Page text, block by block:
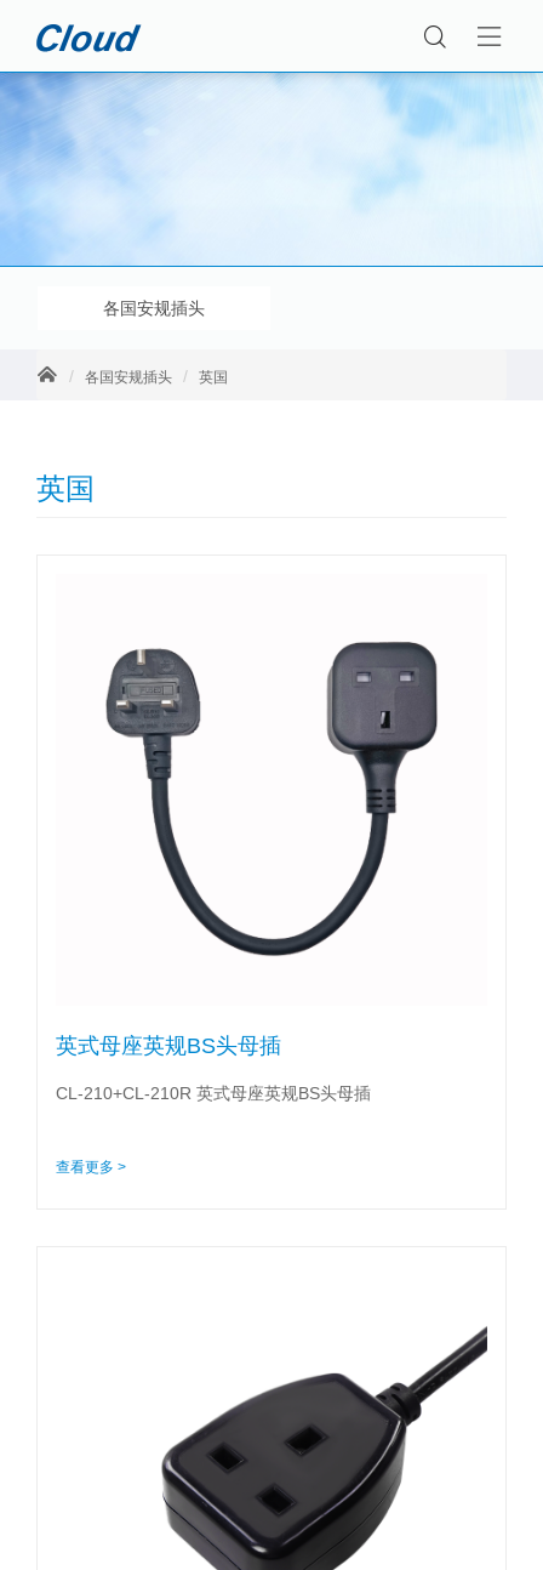
各国安规插头
各国安规插头 英国
英国
英式母座英规BS头母插
CL-210+CL-210R 英式母座英规BS头母插
查看更多 >